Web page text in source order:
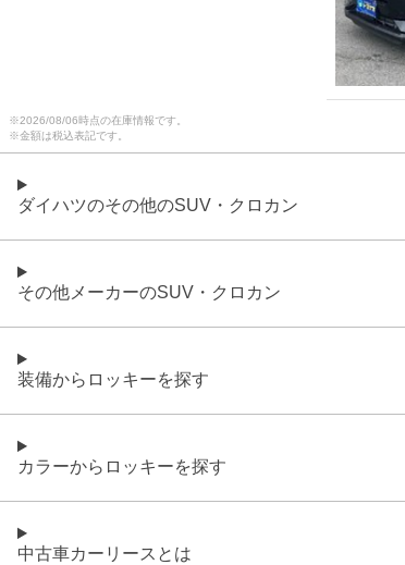
※2026/08/06時点の在庫情報です。
※金額は税込表記です。
ダイハツのその他のSUV・クロカン
その他メーカーのSUV・クロカン
装備からロッキーを探す
カラーからロッキーを探す
中古車カーリースとは